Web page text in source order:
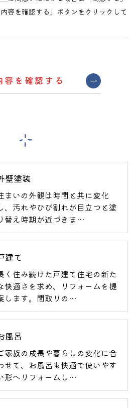
容を確認する」ボタンをクリックして
壁塗装
まいの外観は時間と共に変化
、汚れやひび割れが目立つと塗
替え時期が近づきま…
建て
く住み続けた戸建て住宅の新た
快適さを求め、リフォームを提
します。間取りの…
風呂
家族の成長や暮らしの変化に合
せて、お風呂も快適で使いやす
形へリフォームし…